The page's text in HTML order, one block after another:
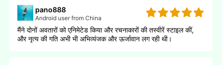
pano888
Android user from China
मैंने दोनों अवतारों को एनिमेटेड किया और रचनाकारों की तस्वीरें स्टाइल कीं,
और नृत्य की गति अभी भी अभिव्यंजक और ऊर्जावान लग रही थी।